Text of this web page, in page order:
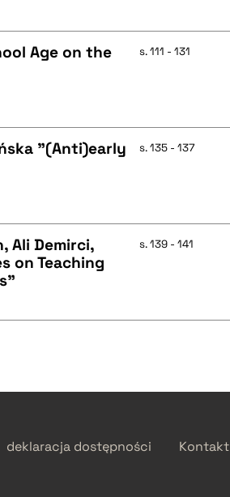
Age on the
s. 111 - 131
"(Anti)early
s. 135 - 137
Ali Demirci,
on Teaching
s. 139 - 141
deklaracja dostępności Kontakt